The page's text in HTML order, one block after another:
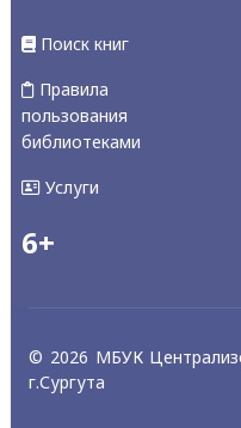
Поиск книг
Правила
пользования
библиотеками
Услуги
6+
© 2026 МБУК
г.Сургута